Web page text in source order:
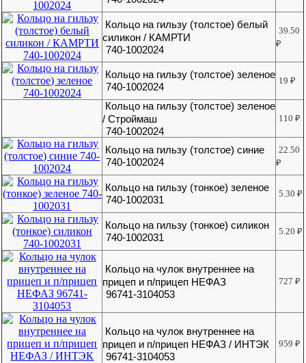
Кольцо на гильзу (толстое) белый
силикон / КАМРТИ
740-1002024
39.50
₽
Кольцо на гильзу (толстое) зеленое
740-1002024
19₽
Кольцо на гильзу (толстое) зеленое
/ Строймаш
740-1002024
110₽
Кольцо на гильзу (толстое) синие
740-1002024
22.50
₽
Кольцо на гильзу (тонкое) зеленое
740-1002031
5.30₽
Кольцо на гильзу (тонкое) силикон
740-1002031
5.20₽
Кольцо на чулок внутреннее на
прицеп и п/прицеп НЕФАЗ
96741-3104053
727₽
Кольцо на чулок внутреннее на
прицеп и п/прицеп НЕФАЗ / ИНТЭК
96741-3104053
959₽